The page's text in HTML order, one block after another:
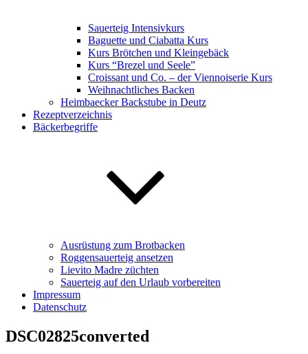
Sauerteig Intensivkurs
Baguette und Ciabatta Kurs
Kurs Brötchen und Kleingebäck
Kurs “Brezel und Seele”
Croissant und Co. – der Viennoiserie Kurs
Weihnachtliches Backen
Heimbaecker Backstube in Deutz
Rezeptverzeichnis
Bäckerbegriffe
Ausrüstung zum Brotbacken
Roggensauerteig ansetzen
Lievito Madre züchten
Sauerteig auf den Urlaub vorbereiten
Impressum
Datenschutz
DSC02825converted